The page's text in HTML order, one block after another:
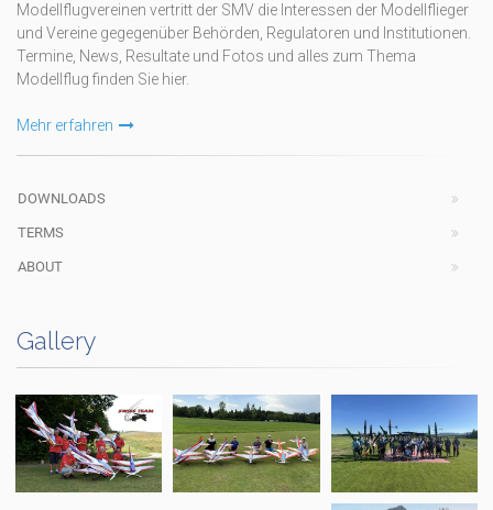
Modellflugvereinen vertritt der SMV die Interessen der Modellflieger
und Vereine gegegenüber Behörden, Regulatoren und Institutionen.
Termine, News, Resultate und Fotos und alles zum Thema
Modellflug finden Sie hier.
Mehr erfahren
DOWNLOADS
TERMS
ABOUT
Gallery